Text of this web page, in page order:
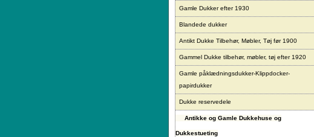
Gamle Dukker efter 1930
Blandede dukker
Antikt Dukke Tilbehør, Møbler, Tøj før 1900
Gammel Dukke tilbehør, møbler, tøj efter 1920
Gamle påklædningsdukker-Klippdocker-
papirdukker
Dukke reservedele
Antikke og Gamle Dukkehuse og
Dukkestueting